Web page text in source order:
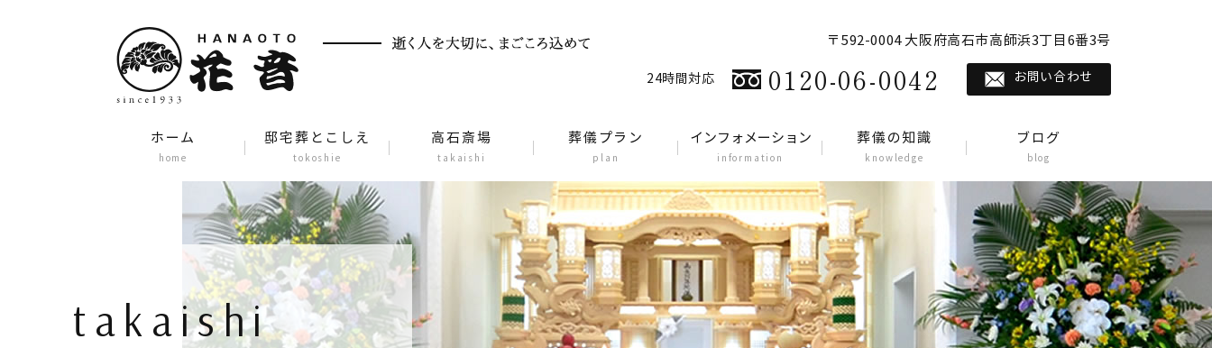
〒592-0004 大阪府高石市高師浜3丁目6番3号
24時間対応 0120-06-0042 お問い合わせ
ホーム
home
邸宅葬とこしえ
tokoshie
高石斎場
takaishi
葬儀プラン
plan
インフォメーション
information
葬儀の知識
knowledge
ブログ
blog
takaishi